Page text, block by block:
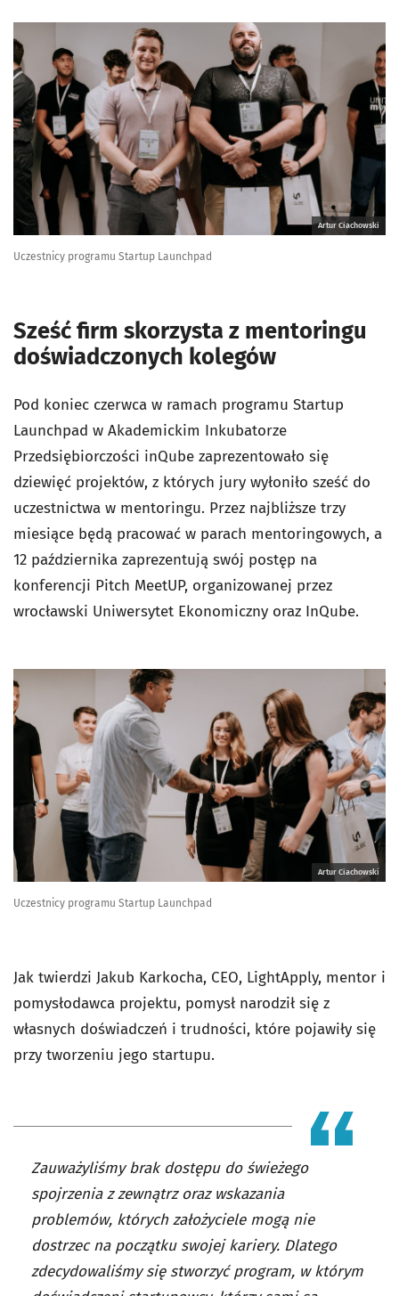
Artur Ciachowski
Uczestnicy programu Startup Launchpad
Sześć firm skorzysta z mentoringu
doświadczonych kolegów
Pod koniec czerwca w ramach programu Startup
Launchpad w Akademickim Inkubatorze
Przedsiębiorczości inQube zaprezentowało się
dziewięć projektów, z których jury wyłoniło sześć do
uczestnictwa w mentoringu. Przez najbliższe trzy
miesiące będą pracować w parach mentoringowych, a
12 października zaprezentują swój postęp na
konferencji Pitch MeetUP, organizowanej przez
wrocławski Uniwersytet Ekonomiczny oraz InQube.
Artur Ciachowski
Uczestnicy programu Startup Launchpad
Jak twierdzi Jakub Karkocha, CEO, LightApply, mentor i
pomysłodawca projektu, pomysł narodził się z
własnych doświadczeń i trudności, które pojawiły się
przy tworzeniu jego startupu.
Zauważyliśmy brak dostępu do świeżego
spojrzenia z zewnątrz oraz wskazania
problemów, których założyciele mogą nie
dostrzec na początku swojej kariery. Dlatego
zdecydowaliśmy się stworzyć program, w którym